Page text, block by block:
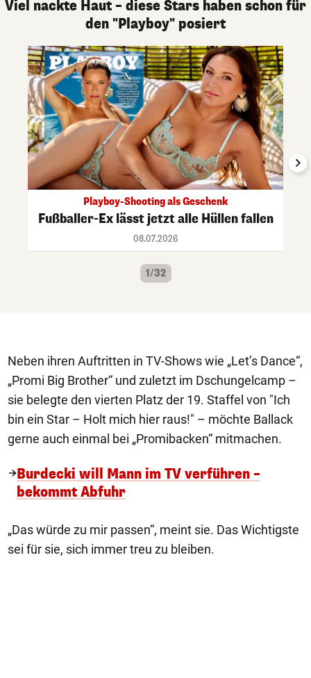
Viel nackte Haut – diese Stars haben schon für
den "Playboy" posiert
Playboy-Shooting als Geschenk
Fußballer-Ex lässt jetzt alle Hüllen fallen
08.07.2026
1/32
Neben ihren Auftritten in TV-Shows wie „Let’s Dance“,
„Promi Big Brother“ und zuletzt im Dschungelcamp –
sie belegte den vierten Platz der 19. Staffel von "Ich
bin ein Star – Holt mich hier raus!" – möchte Ballack
gerne auch einmal bei „Promibacken“ mitmachen.
Burdecki will Mann im TV verführen –
bekommt Abfuhr
„Das würde zu mir passen“, meint sie. Das Wichtigste
sei für sie, sich immer treu zu bleiben.